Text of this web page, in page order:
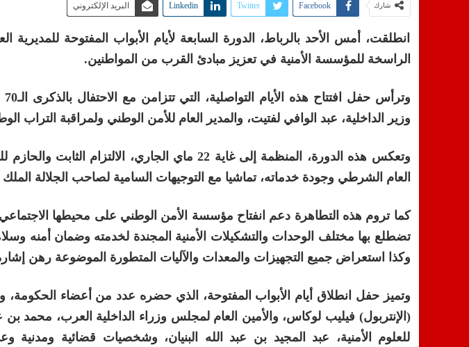
شارك Facebook
Twitter
Linkedin البريد الإلكتروني
انطلقت، أمس الأحد بالرباط، الدورة السابعة لأيام الأبواب المفتوحة للمديرية
الراسخة للمؤسسة الأمنية في تعزيز مبادئ القرب من المواطنين.
وزير الداخلية، عبد الوافي لفتيت، والمدير العام للأمن الوطني ولمراقبة
وتعكس هذه الدورة، المنظمة إلى غاية 22 ماي الجاري،
العام الشرطي وجودة خدماته، تماشيا مع التوجيهات السامية لصاحب الجلالة
كما تروم هذه التطاهرة دعم انفتاح مؤسسة الأمن الوطني على محيطها
تضطلع بها مختلف الوحدات والتشكيلات الأمنية المجندة لخدمته وضمان أمنه
وكذا استعراض جميع التجهيزات والمعدات والآليات المتطورة الموضوعة رهن إشارة
وتميز حفل انطلاق أيام الأبواب المفتوحة، الذي حضره عدد من أعضاء الحكومة،
(الإنتربول) فيليب لوكاس، والأمين العام لمجلس وزراء الداخلية العرب، محمد
للعلوم الأمنية، عبد المجيد بن عبد الله البنيان، وشخصيات قضائية